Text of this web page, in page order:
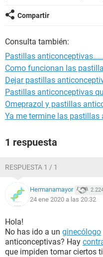
Compartir
Consulta también:
Pastillas
Como funcionan las
Dejar pastillas
Pastillas anticonceptivas
Omeprazol y pastillas
Ya me termine las
1 respuesta
RESPUESTA 1 / 1
Hermanamayor
24 ene 2020 a las 20:32
Hola!
No has ido a un ginecólogo
anticonceptivas? Hay
que impiden tomar ciertos